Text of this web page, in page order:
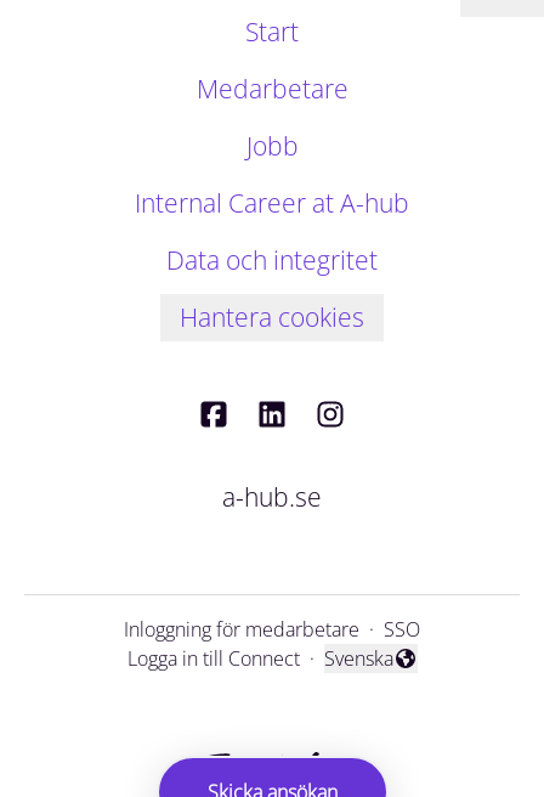
Start
Medarbetare
Jobb
Internal Career at A-hub
Data och integritet
Hantera cookies
a-hub.se
Inloggning för medarbetare · SSO
Logga in till Connect · Byt språk
Svenska